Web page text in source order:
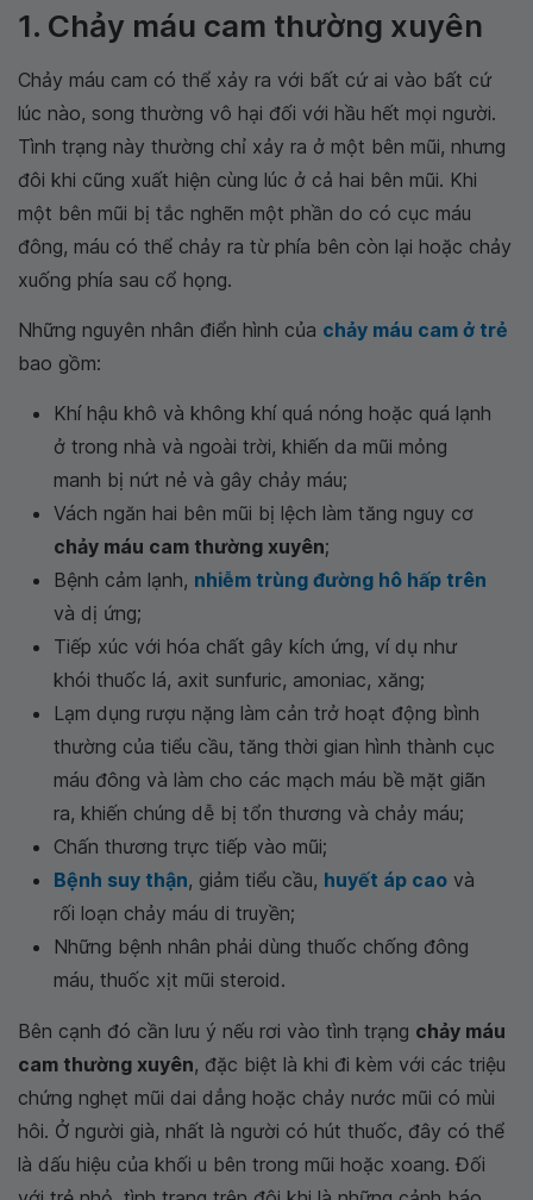
1. Chảy máu cam thường xuyên
Chảy máu cam có thể xảy ra với bất cứ ai vào bất cứ
lúc nào, song thường vô hại đối với hầu hết mọi người.
Tình trạng này thường chỉ xảy ra ở một bên mũi, nhưng
đôi khi cũng xuất hiện cùng lúc ở cả hai bên mũi. Khi
một bên mũi bị tắc nghẽn một phần do có cục máu
đông, máu có thể chảy ra từ phía bên còn lại hoặc chảy
xuống phía sau cổ họng.
Những nguyên nhân điển hình của chảy máu cam ở trẻ
bao gồm:
Khí hậu khô và không khí quá nóng hoặc quá lạnh
ở trong nhà và ngoài trời, khiến da mũi mỏng
manh bị nứt nẻ và gây chảy máu;
Vách ngăn hai bên mũi bị lệch làm tăng nguy cơ
chảy máu cam thường xuyên;
Bệnh cảm lạnh, nhiễm trùng đường hô hấp trên
và dị ứng;
Tiếp xúc với hóa chất gây kích ứng, ví dụ như
khói thuốc lá, axit sunfuric, amoniac, xăng;
Lạm dụng rượu nặng làm cản trở hoạt động bình
thường của tiểu cầu, tăng thời gian hình thành cục
máu đông và làm cho các mạch máu bề mặt giãn
ra, khiến chúng dễ bị tổn thương và chảy máu;
Chấn thương trực tiếp vào mũi;
Bệnh suy thận, giảm tiểu cầu, huyết áp cao và
rối loạn chảy máu di truyền;
Những bệnh nhân phải dùng thuốc chống đông
máu, thuốc xịt mũi steroid.
Bên cạnh đó cần lưu ý nếu rơi vào tình trạng chảy máu
cam thường xuyên, đặc biệt là khi đi kèm với các triệu
chứng nghẹt mũi dai dẳng hoặc chảy nước mũi có mùi
hôi. Ở người già, nhất là người có hút thuốc, đây có thể
là dấu hiệu của khối u bên trong mũi hoặc xoang. Đối